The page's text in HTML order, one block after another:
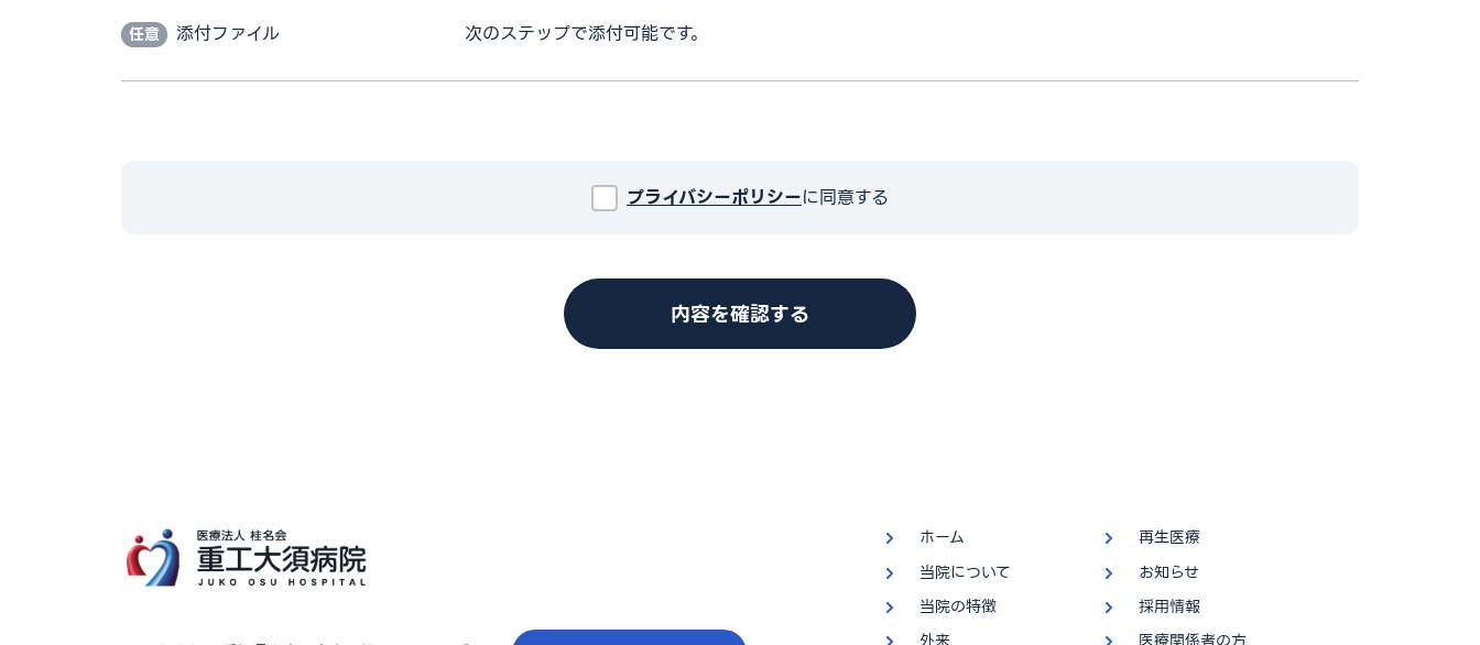
添付ファイル 次のステップで添付可能です。
プライバシーポリシーに同意する
ホーム
当院について
当院の特徴
再生医療
お知らせ
採用情報